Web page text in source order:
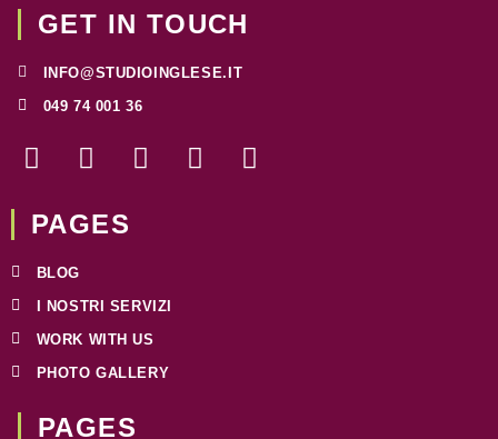
GET IN TOUCH
INFO@STUDIOINGLESE.IT
049 74 001 36
a
e
b
o
o
-
f
n
t
a
r
m
w
r
h
i
PAGES
BLOG
I NOSTRI SERVIZI
WORK WITH US
PHOTO GALLERY
PAGES​